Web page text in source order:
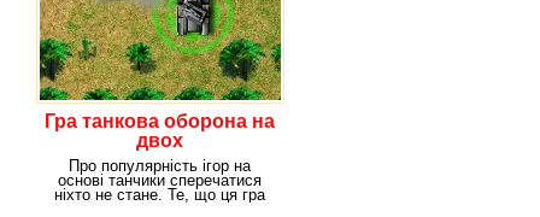
Гра танкова оборона на
двох
Про популярність ігор на
основі танчики сперечатися
ніхто не стане. Те, що ця гра